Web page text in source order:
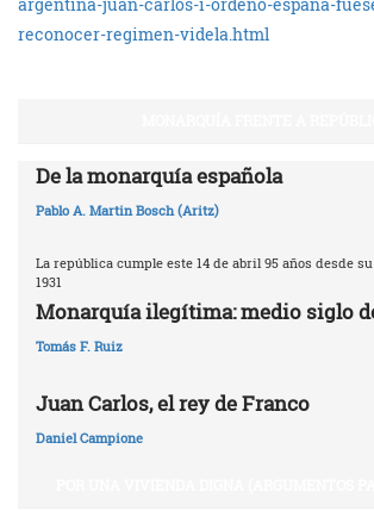
reconocer-regimen-videla.html
De la monarquía española
Pablo A. Martin Bosch (Aritz)
La república cumple este 14 de abril 95 años desde
1931
Monarquía ilegítima: medio siglo
Tomás F. Ruiz
Juan Carlos, el rey de Franco
Daniel Campione